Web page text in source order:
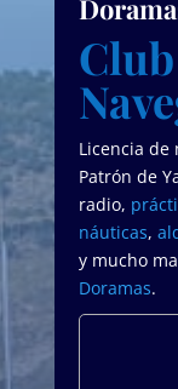
Licencia de
Patrón de
radio,
náuticas,
y mucho
Doramas.